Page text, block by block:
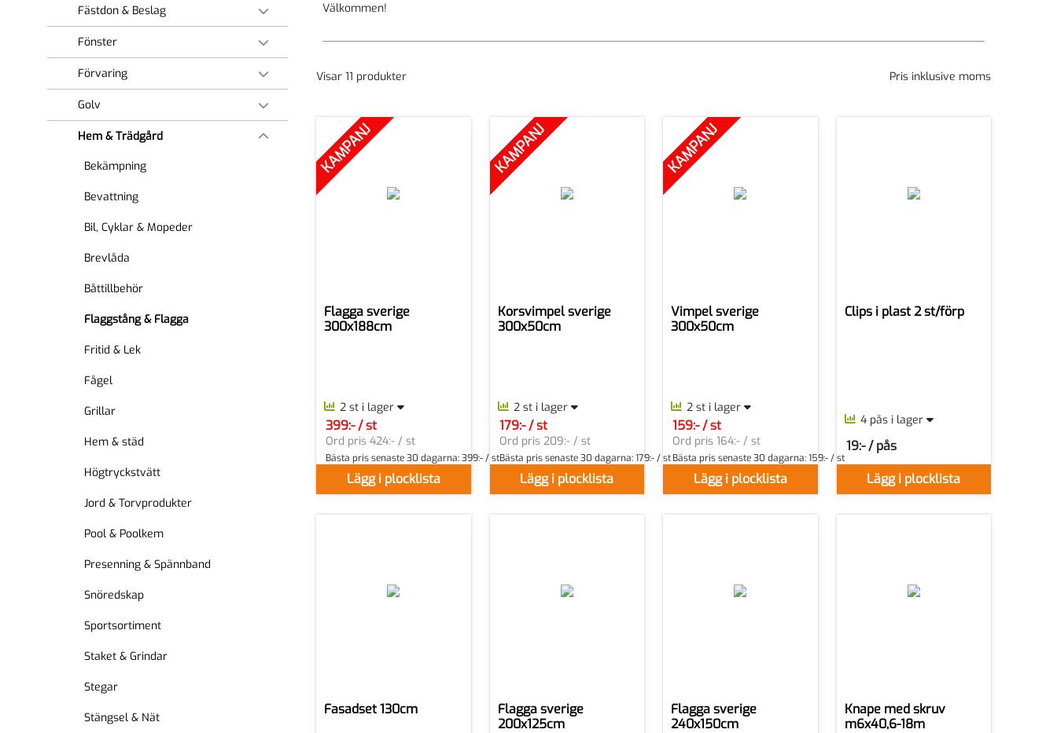
Fästdon & Beslag
Fönster
Förvaring
Golv
Hem & Trädgård
Bekämpning
Bevattning
Bil, Cyklar & Mopeder
Brevlåda
Båttillbehör
Flaggstång & Flagga
Fritid & Lek
Fågel
Grillar
Hem & städ
Högtryckstvätt
Jord & Torvprodukter
Pool & Poolkem
Presenning & Spännband
Snöredskap
Sportsortiment
Staket & Grindar
Stegar
Stängsel & Nät
Välkommen!
Visar 11 produkter Pris inklusive moms
KAMPANJ
Flagga sverige
300x188cm
2 st i lager
Lägg i plocklista
399:- / st
SEK per ST
Ord pris 424:- / st
Bästa pris senaste 30 dagarna:399:- / st
KAMPANJ
Korsvimpel sverige
300x50cm
2 st i lager
Lägg i plocklista
179:- / st
SEK per ST
Ord pris 209:- / st
Bästa pris senaste 30 dagarna:179:- / st
KAMPANJ
Vimpel sverige
300x50cm
2 st i lager
Lägg i plocklista
159:- / st
SEK per ST
Ord pris 164:- / st
Bästa pris senaste 30 dagarna:159:- / st
Clips i plast 2 st/förp
4 pås i lager
Lägg i plocklista
19:- / pås
SEK per PÅS
Fasadset 130cm
Flagga sverige
200x125cm
Flagga sverige
240x150cm
Knape med skruv
m6x40,6-18m